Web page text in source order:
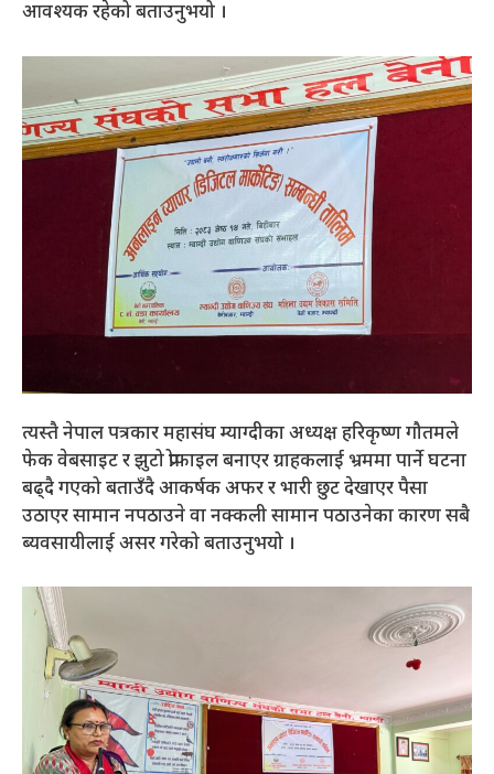
आवश्यक रहेको बताउनुभयो ।
त्यस्तै नेपाल पत्रकार महासंघ म्याग्दीका अध्यक्ष हरिकृष्ण गौतमले
फेक वेबसाइट र झुटो प्रोफाइल बनाएर ग्राहकलाई भ्रममा पार्ने घटना
बढ्दै गएको बताउँदै आकर्षक अफर र भारी छुट देखाएर पैसा
उठाएर सामान नपठाउने वा नक्कली सामान पठाउनेका कारण सबै
ब्यवसायीलाई असर गरेको बताउनुभयो ।